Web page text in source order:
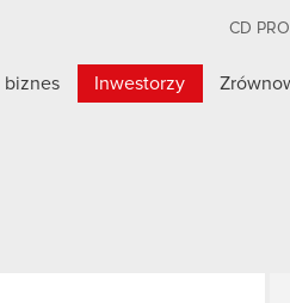
CD
biznes Inwestorzy